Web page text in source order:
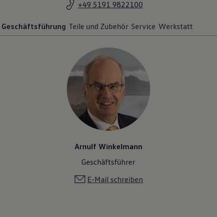
Transport
Familie
Volkswagen R
Pannen- und Unfallhilfe
Volkswagen Kundenbetreuung
+49 5191 9822100
Geschäftsführung Teile und Zubehör Service Werkstatt
Arnulf Winkelmann
Geschäftsführer
E-Mail schreiben